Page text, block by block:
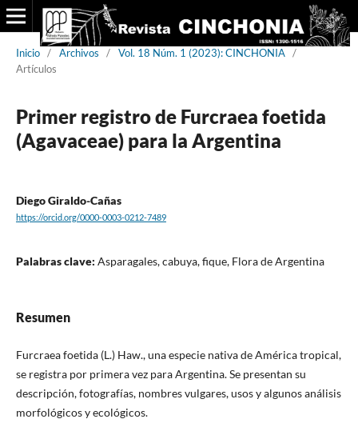
Inicio / Archivos / Vol. 18 Núm. 1 (2023): CINCHONIA /
Artículos
Primer registro de Furcraea foetida
(Agavaceae) para la Argentina
Diego Giraldo-Cañas
https://orcid.org/0000-0003-0212-7489
Palabras clave: Asparagales, cabuya, fique, Flora de Argentina
Resumen
Furcraea foetida (L.) Haw., una especie nativa de América tropical,
se registra por primera vez para Argentina. Se presentan su
descripción, fotografías, nombres vulgares, usos y algunos análisis
morfológicos y ecológicos.